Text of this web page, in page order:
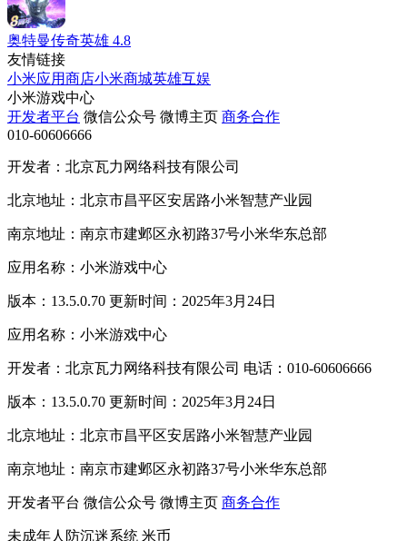
奥特曼传奇英雄 4.8
友情链接
小米应用商店小米商城英雄互娱
小米游戏中心
开发者平台 微信公众号 微博主页 商务合作
010-60606666
开发者：北京瓦力网络科技有限公司
北京地址：北京市昌平区安居路小米智慧产业园
南京地址：南京市建邺区永初路37号小米华东总部
应用名称：小米游戏中心
版本：13.5.0.70 更新时间：2025年3月24日
应用名称：小米游戏中心
开发者：北京瓦力网络科技有限公司 电话：010-60606666
版本：13.5.0.70 更新时间：2025年3月24日
北京地址：北京市昌平区安居路小米智慧产业园
南京地址：南京市建邺区永初路37号小米华东总部
开发者平台 微信公众号 微博主页 商务合作
未成年人防沉迷系统 米币